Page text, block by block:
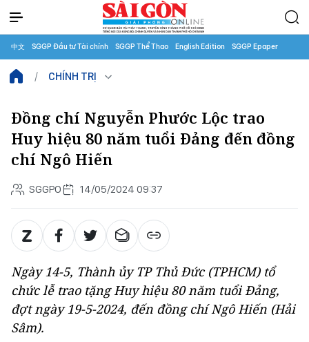
中文 SGGP Đầu tư Tài chính SGGP Thể Thao English Edition SGGP Epaper
CHÍNH TRỊ
Đồng chí Nguyễn Phước Lộc trao
Huy hiệu 80 năm tuổi Đảng đến đồng
chí Ngô Hiến
SGGPO 14/05/2024 09:37
Ngày 14-5, Thành ủy TP Thủ Đức (TPHCM) tổ
chức lễ trao tặng Huy hiệu 80 năm tuổi Đảng,
đợt ngày 19-5-2024, đến đồng chí Ngô Hiến (Hải
Sâm).